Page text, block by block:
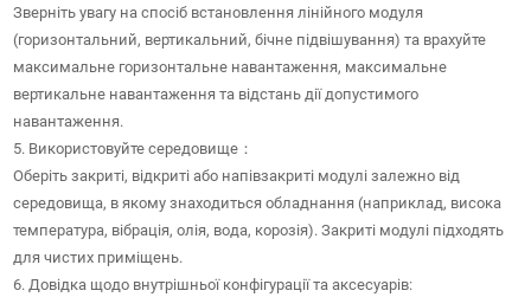
Зверніть увагу на спосіб встановлення лінійного модуля
(горизонтальний, вертикальний, бічне підвішування) та врахуйте
максимальне горизонтальне навантаження, максимальне
вертикальне навантаження та відстань дії допустимого
навантаження.
5. Використовуйте середовище：
Оберіть закриті, відкриті або напівзакриті модулі залежно від
середовища, в якому знаходиться обладнання (наприклад, висока
температура, вібрація, олія, вода, корозія). Закриті модулі підходять
для чистих приміщень.
6. Довідка щодо внутрішньої конфігурації та аксесуарів: